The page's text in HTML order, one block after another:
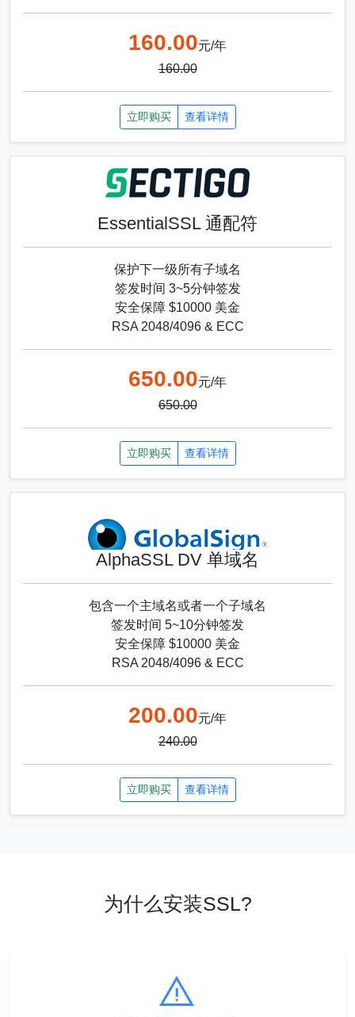
160.00元/年
160.00
立即购买 查看详情
EssentialSSL 通配符
保护下一级所有子域名
签发时间 3~5分钟签发
安全保障 $10000 美金
RSA 2048/4096 & ECC
650.00元/年
650.00
立即购买 查看详情
AlphaSSL DV 单域名
包含一个主域名或者一个子域名
签发时间 5~10分钟签发
安全保障 $10000 美金
RSA 2048/4096 & ECC
200.00元/年
240.00
立即购买 查看详情
为什么安装SSL?